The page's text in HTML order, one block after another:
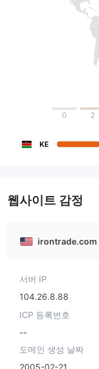
0 2
KE
웹사이트 감정
irontrade.com
서버 IP
104.26.8.88
ICP 등록번호
--
도메인 생성 날짜
2005-02-21